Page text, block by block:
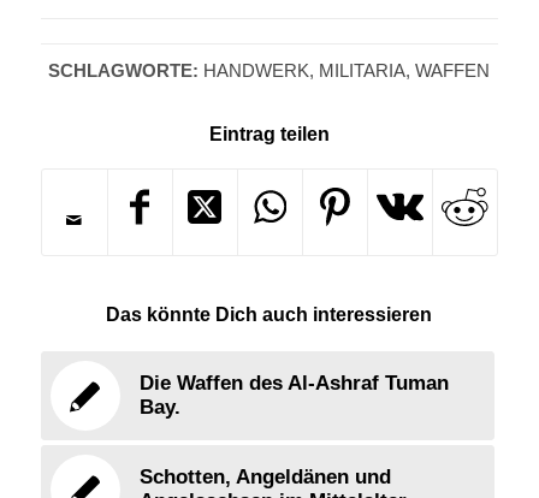
SCHLAGWORTE: HANDWERK, MILITARIA,WAFFEN
Eintrag teilen
Das könnte Dich auch interessieren
Die Waffen des Al-Ashraf Tuman
Bay.
Schotten, Angeldänen und